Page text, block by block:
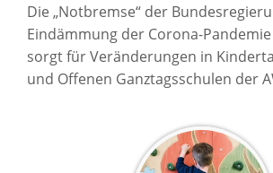
Die „Notbremse“ der
Eindämmung der Corona-
sorgt für Veränderungen in
und Offenen Ganztagsschulen der